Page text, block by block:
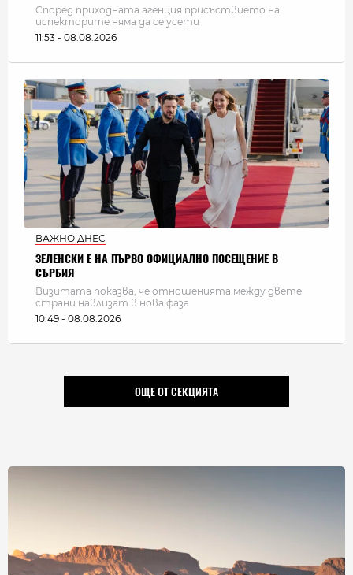
Според приходната агенция присъствието на
испекторите няма да се усети
11:53 - 08.08.2026
ВАЖНО ДНЕС
ЗЕЛЕНСКИ Е НА ПЪРВО ОФИЦИАЛНО ПОСЕЩЕНИЕ В
СЪРБИЯ
Визитата показва, че отношенията между двете
страни навлизат в нова фаза
10:49 - 08.08.2026
ОЩЕ ОТ СЕКЦИЯТА